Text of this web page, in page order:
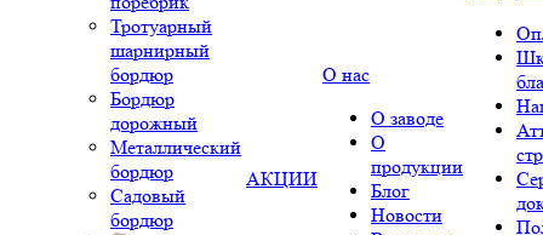
Тротуарный
шарнирный
бордюр
Бордюр
дорожный
Металлический
бордюр
Садовый
бордюр
АКЦИИ
О нас
О заводе
О
продукции
Блог
Новости